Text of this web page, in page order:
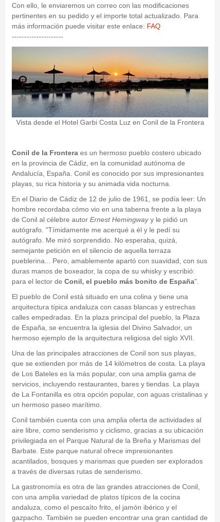
Con ello, le enviaremos un correo con las modificaciones
pertinentes en su pedido y el importe total actualizado. Para
más información puede visitar este enlace: FAQ
---------------------
Vista desde el Hotel Garbi Costa Luz en Conil de la Frontera
Conil de la Fronteraes un hermoso pueblo costero ubicado
en la provincia de Cádiz, en la comunidad autónoma de
Andalucía, España. Conil es conocido por sus impresionantes
playas, su rica historia y su animada vida nocturna.
En el Diario de Cádiz de 12 de julio de 1961, se podía leer: Un
hombre recordaba cómo vio en una taberna frente a la playa
de Conil al célebre autor Ernest Hemingwayy le pidió un
autógrafo. "Tímidamente me acerqué a él y le pedí su
autógrafo. Me miró sorprendido. No esperaba, quizá,
semejante petición en el silencio de aquella terraza
pueblerina... Pero, amablemente apartó con suavidad, con sus
duras manos de boxeador, la copa de su whisky y escribió:
para el lector de Conil, el pueblo más bonito de España".
El pueblo de Conil está situado en una colina y tiene una
arquitectura típica andaluza con casas blancas y estrechas
calles empedradas. En la plaza principal del pueblo, la Plaza
de España, se encuentra la iglesia del Divino Salvador, un
hermoso ejemplo de la arquitectura religiosa del siglo XVII.
Una de las principales atracciones de Conil son sus playas,
que se extienden por más de 14 kilómetros de costa. La playa
de Los Bateles es la más popular, con una amplia gama de
servicios, incluyendo restaurantes, bares y tiendas. La playa
de La Fontanilla es otra opción popular, con aguas cristalinas y
un hermoso paseo marítimo.
Conil también cuenta con una amplia oferta de actividades al
aire libre, como senderismo y ciclismo, gracias a su ubicación
privilegiada en el Parque Natural de la Breña y Marismas del
Barbate. Este parque natural ofrece impresionantes
acantilados, bosques y marismas que pueden ser explorados
a través de diversas rutas de senderismo.
La gastronomía es otra de las grandes atracciones de Conil,
con una amplia variedad de platos típicos de la cocina
andaluza, como el pescaíto frito, el jamón ibérico y el
gazpacho. También se pueden encontrar una gran cantidad de